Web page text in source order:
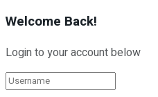
Welcome Back!
Login to your account below